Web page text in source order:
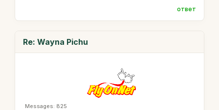
ответ
Re: Wayna Pichu
Messages: 825